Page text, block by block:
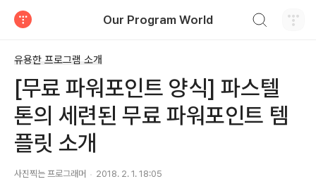
Our Program World
유용한 프로그램 소개
[무료 파워포인트 양식] 파스텔
톤의 세련된 무료 파워포인트 템
플릿 소개
사진찍는 프로그래머 2018. 2. 1. 18:05